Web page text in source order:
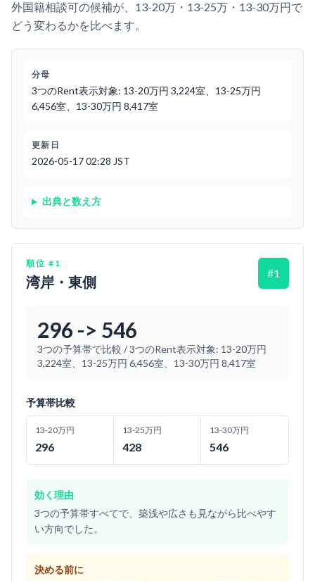
外国籍相談可の候補が、13-20万・13-25万・13-30万円で
どう変わるかを比べます。
分母
3つのRent表示対象: 13-20万円 3,224室、13-25万円
6,456室、13-30万円 8,417室
更新日
2026-05-17 02:28 JST
出典と数え方
順位 # 1
湾岸・東側
#1
296 -> 546
3つの予算帯で比較 /3つのRent表示対象: 13-20万円
3,224室、13-25万円 6,456室、13-30万円 8,417室
予算帯比較
13-20万円
296
13-25万円
428
13-30万円
546
効く理由
3つの予算帯すべてで、築浅や広さも見ながら比べやす
い方向でした。
決める前に